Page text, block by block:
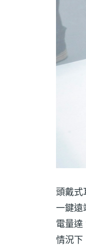
頭戴
一鍵遠
電量達
情況下